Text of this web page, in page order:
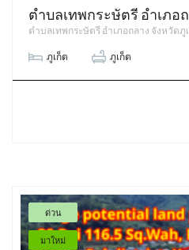
ตำบลเทพกระษัตรี อำเภอ
ตำบลเทพกระษัตรี อำเภอถลาง จังหวัดภู
ภูเก็ต ภูเก็ต
ด่วน
มาใหม่